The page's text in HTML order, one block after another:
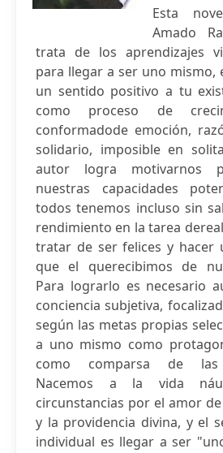
Esta
Amado
trata de los aprendizajes
para llegar a ser uno mismo,
un sentido positivo a tu
como proceso de
conformadode emoción,
solidario, imposible en
autor logra motivarnos
nuestras capacidades
todos tenemos incluso sin
rendimiento en la tarea
tratar de ser felices y hacer
que el querecibimos de
Para lograrlo es necesario
conciencia subjetiva,
según las metas propias
a uno mismo como
como comparsa de las
Nacemos a la vida
circunstancias por el amor
y la providencia divina, y el
individual es llegar a ser